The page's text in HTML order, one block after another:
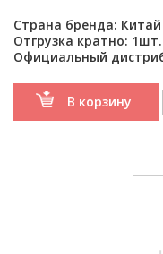
Страна бренда: Китай
Отгрузка кратно: 1шт.
Официальный
В корзину